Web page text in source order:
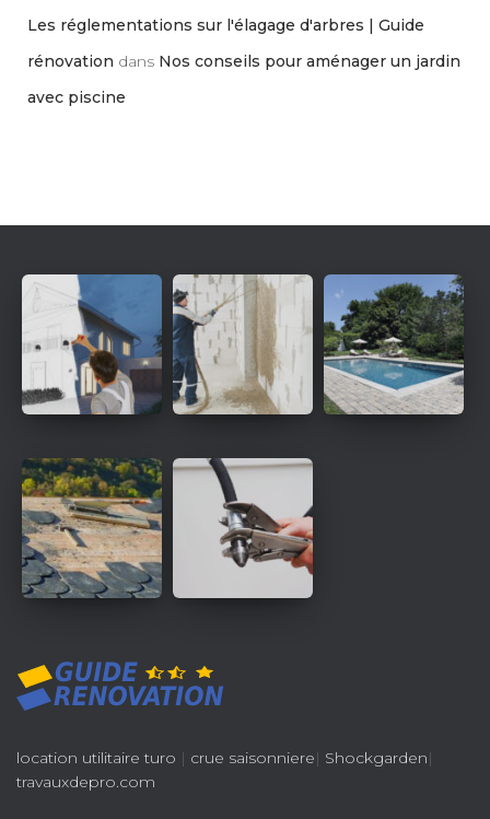
Les réglementations sur l'élagage d'arbres | Guide
rénovation dans Nos conseils pour aménager un jardin
avec piscine
location utilitaire turo | crue saisonniere| Shockgarden|
travauxdepro.com